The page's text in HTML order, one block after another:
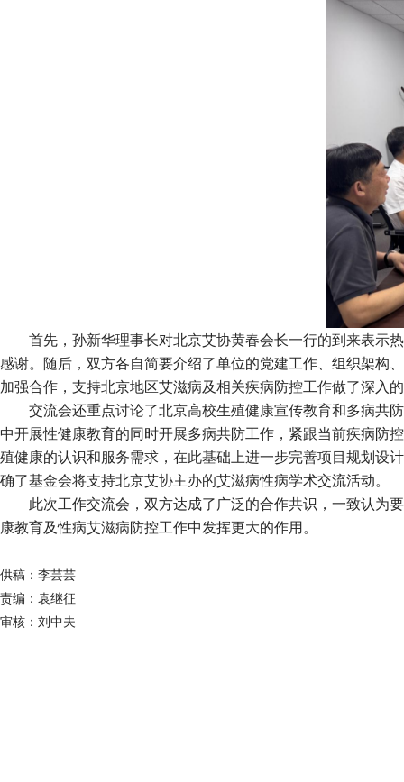
首先，孙新华理事长对北京艾协黄春会长一行的到来表示
感谢。随后，双方各自简要介绍了单位的党建工作、组织架构
加强合作，支持北京地区艾滋病及相关疾病防控工作做了深入
交流会还重点讨论了北京高校生殖健康宣传教育和多病共
中开展性健康教育的同时开展多病共防工作，紧跟当前疾病防
殖健康的认识和服务需求，在此基础上进一步完善项目规划设
确了基金会将支持北京艾协主办的艾滋病性病学术交流活动。
此次工作交流会，双方达成了广泛的合作共识，一致认为
康教育及性病艾滋病防控工作中发挥更大的作用。
供稿：李芸芸
责编：袁继征
审核：刘中夫